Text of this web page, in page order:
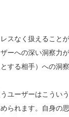
スなく扱えること
ーへの深い洞察力
する相手）への洞
うユーザーはこう
られます。自身の